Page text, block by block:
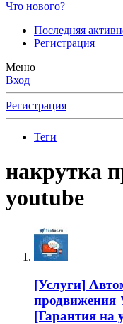
Что нового?
Последняя
Регистрация
Меню
Вход
Регистрация
Теги
накрутка
youtube
[Услуги]
продвижения
[Гарантия на